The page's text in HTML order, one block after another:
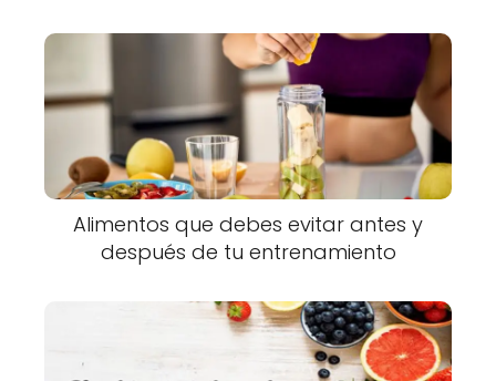
Alimentos que debes evitar antes y
después de tu entrenamiento